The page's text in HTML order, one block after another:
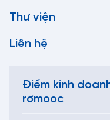
Thư viện
Liên hệ
Điểm kinh
rơmooc